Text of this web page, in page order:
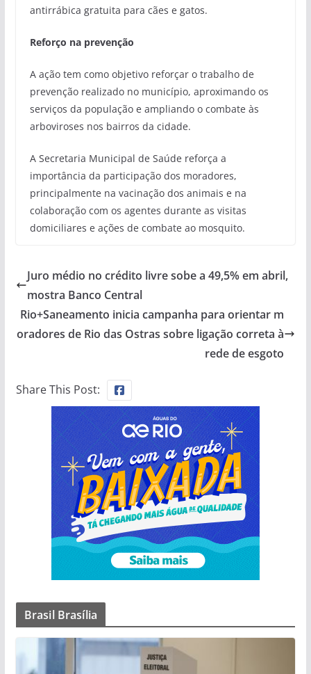
antirrábica gratuita para cães e gatos.
Reforço na prevenção
A ação tem como objetivo reforçar o trabalho de
prevenção realizado no município, aproximando os
serviços da população e ampliando o combate às
arboviroses nos bairros da cidade.
A Secretaria Municipal de Saúde reforça a
importância da participação dos moradores,
principalmente na vacinação dos animais e na
colaboração com os agentes durante as visitas
domiciliares e ações de combate ao mosquito.
Juro médio no crédito livre sobe a 49,5% em abril,
mostra Banco Central
Rio+Saneamento inicia campanha para orientar m
oradores de Rio das Ostras sobre ligação correta à
rede de esgoto
Share This Post:
Brasil Brasília